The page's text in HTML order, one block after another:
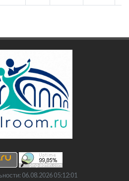
06.08.2026 05:12:01